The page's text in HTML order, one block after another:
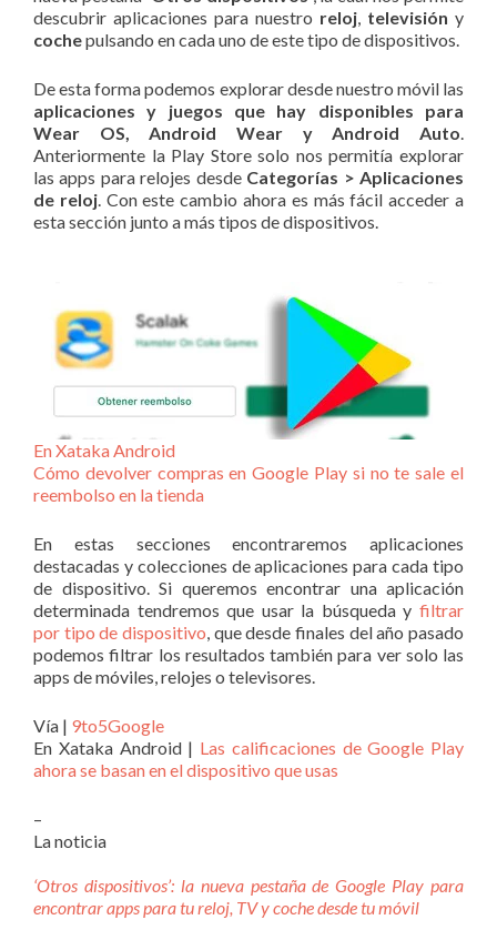
descubrir aplicaciones para nuestro reloj, televisión y
cochepulsando en cada uno de este tipo de dispositivos.
De esta forma podemos explorar desde nuestro móvil las
aplicaciones y juegos que hay disponibles para
Wear OS, Android Wear y Android Auto.
Anteriormente la Play Store solo nos permitía explorar
las apps para relojes desde Categorías > Aplicaciones
de reloj. Con este cambio ahora es más fácil acceder a
esta sección junto a más tipos de dispositivos.
En Xataka Android
Cómo devolver compras en Google Play si no te sale el
reembolso en la tienda
En estas secciones encontraremos aplicaciones
destacadas y colecciones de aplicaciones para cada tipo
de dispositivo. Si queremos encontrar una aplicación
determinada tendremos que usar la búsqueda y filtrar
por tipo de dispositivo, que desde finales del año pasado
podemos filtrar los resultados también para ver solo las
apps de móviles, relojes o televisores.
Vía | 9to5Google
En Xataka Android | Las calificaciones de Google Play
ahora se basan en el dispositivo que usas
–
La noticia
‘Otros dispositivos’: la nueva pestaña de Google Play para
encontrar apps para tu reloj, TV y coche desde tu móvil